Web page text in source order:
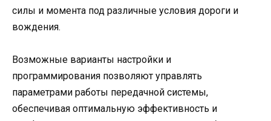
силы и момента под различные условия дороги и
вождения.
Возможные варианты настройки и
программирования позволяют управлять
параметрами работы передачной системы,
обеспечивая оптимальную эффективность и